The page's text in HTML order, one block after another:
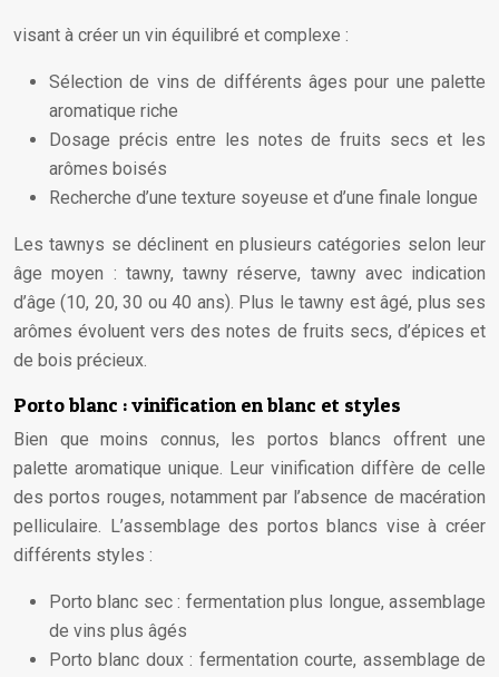
visant à créer un vin équilibré et complexe :
Sélection de vins de différents âges pour une palette
aromatique riche
Dosage précis entre les notes de fruits secs et les
arômes boisés
Recherche d’une texture soyeuse et d’une finale longue
Les tawnys se déclinent en plusieurs catégories selon leur
âge moyen : tawny, tawny réserve, tawny avec indication
d’âge (10, 20, 30 ou 40 ans). Plus le tawny est âgé, plus ses
arômes évoluent vers des notes de fruits secs, d’épices et
de bois précieux.
Porto blanc : vinification en blanc et styles
Bien que moins connus, les portos blancs offrent une
palette aromatique unique. Leur vinification diffère de celle
des portos rouges, notamment par l’absence de macération
pelliculaire. L’assemblage des portos blancs vise à créer
différents styles :
Porto blanc sec : fermentation plus longue, assemblage
de vins plus âgés
Porto blanc doux : fermentation courte, assemblage de